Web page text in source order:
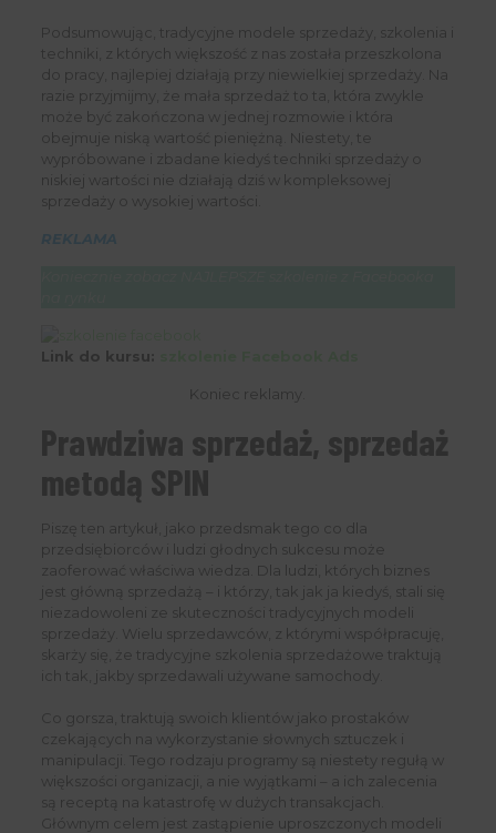
Podsumowując, tradycyjne modele sprzedaży, szkolenia i
techniki, z których większość z nas została przeszkolona
do pracy, najlepiej działają przy niewielkiej sprzedaży. Na
razie przyjmijmy, że mała sprzedaż to ta, która zwykle
może być zakończona w jednej rozmowie i która
obejmuje niską wartość pieniężną. Niestety, te
wypróbowane i zbadane kiedyś techniki sprzedaży o
niskiej wartości nie działają dziś w kompleksowej
sprzedaży o wysokiej wartości.
REKLAMA
Link do kursu:
Koniec reklamy.
Prawdziwa sprzedaż, sprzedaż
metodą SPIN
Piszę ten artykuł, jako przedsmak tego co dla
przedsiębiorców i ludzi głodnych sukcesu może
zaoferować właściwa wiedza. Dla ludzi, których biznes
jest główną sprzedażą – i którzy, tak jak ja kiedyś, stali się
niezadowoleni ze skuteczności tradycyjnych modeli
sprzedaży. Wielu sprzedawców, z którymi współpracuję,
skarży się, że tradycyjne szkolenia sprzedażowe traktują
ich tak, jakby sprzedawali używane samochody.
Co gorsza, traktują swoich klientów jako prostaków
czekających na wykorzystanie słownych sztuczek i
manipulacji. Tego rodzaju programy są niestety regułą w
większości organizacji, a nie wyjątkami – a ich zalecenia
są receptą na katastrofę w dużych transakcjach.
Głównym celem jest zastąpienie uproszczonych modeli